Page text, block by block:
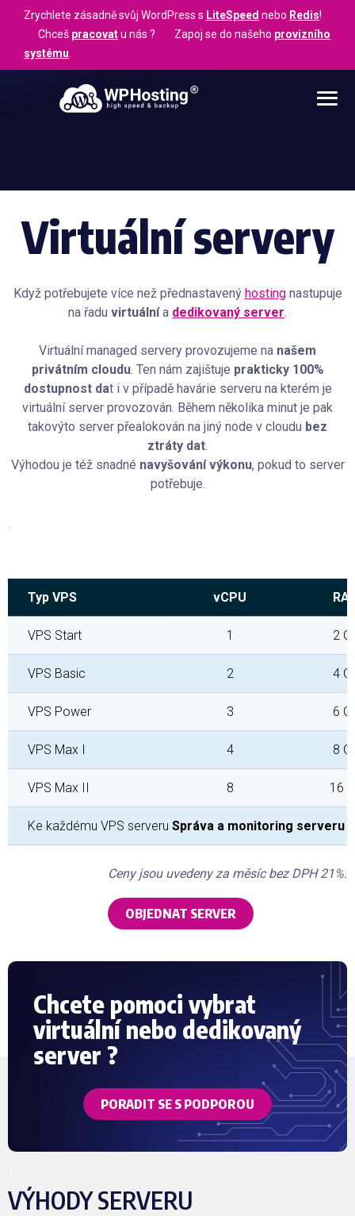
Zrychlete zásadně svůj WordPress s LiteSpeed nebo Redis!
Chceš pracovatu nás ? Zapoj se do našeho provizního
systému
Virtuální servery
Když potřebujete více než přednastavený hostingnastupuje
na řadu virtuálnía dedikovaný server.
Virtuální managed servery provozujeme na našem
privátním cloudu. Ten nám zajištuje prakticky 100%
dostupnost dat i v případě havárie serveru na kterém je
virtuální server provozován. Během několika minut je pak
takovýto server přealokován na jiný node v cloudu bez
ztráty dat.
Výhodou je též snadné navyšování výkonu, pokud to server
potřebuje.
Typ VPS vCPU
VPS Start 1 2
VPS Basic 2 4
VPS Power 3 6
VPS Max I 4 8
VPS Max II 8 16
Ke každému VPS serveru Správa a monitoring serveru
Ceny jsou uvedeny za měsíc bez DPH 21%.
OBJEDNAT SERVER
Chcete pomoci vybrat
virtuální nebo dedikovaný
server ?
PORADIT SE S PODPOROU
VÝHODY SERVERU